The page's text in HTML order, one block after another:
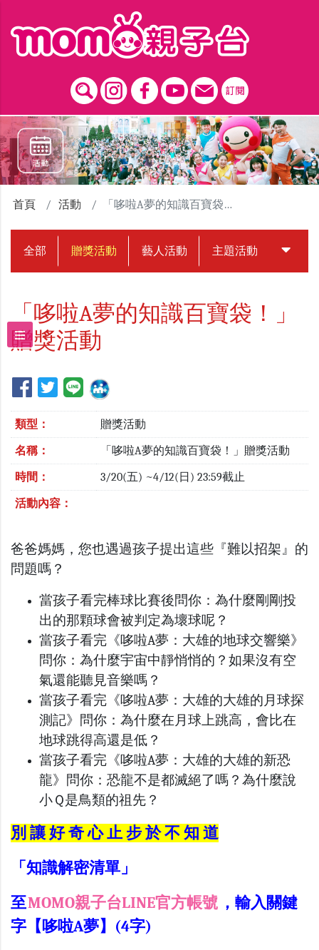
首頁 活動 「哆啦A夢的知識百寶袋！」贈獎活動
全部 贈獎活動 藝人活動 主題活動 中獎名
「哆啦A夢的知識百寶袋！」
贈獎活動
類型： 贈獎活動
名稱： 「哆啦A夢的知識百寶袋！」贈獎活動
時間： 3/20(五) ~4/12(日) 23:59截止
活動內容：
爸爸媽媽，您也遇過孩子提出這些『難以招架』的
問題嗎？
當孩子看完棒球比賽後問你：為什麼剛剛投
出的那顆球會被判定為壞球呢？
當孩子看完《哆啦A夢：大雄的地球交響樂》
問你：為什麼宇宙中靜悄悄的？如果沒有空
氣還能聽見音樂嗎？
當孩子看完《哆啦A夢：大雄的大雄的月球探
測記》問你：為什麼在月球上跳高，會比在
地球跳得高還是低？
當孩子看完《哆啦A夢：大雄的大雄的新恐
龍》問你：恐龍不是都滅絕了嗎？為什麼說
小Ｑ是鳥類的祖先？
別 讓 好 奇 心 止 步 於 不 知 道
「知識解密清單」
至MOMO親子台LINE官方帳號 ，輸入關鍵
字【哆啦A夢】(4字)